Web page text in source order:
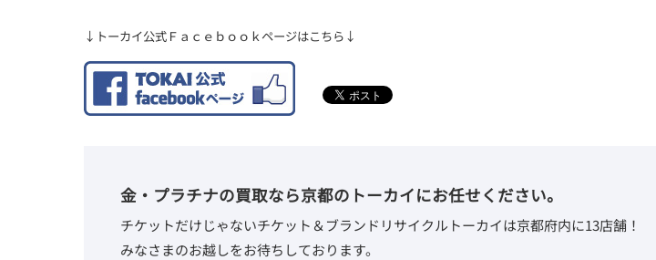
↓トーカイ公式Ｆａｃｅｂｏｏｋページはこちら↓
金・プラチナの買取なら京都のトーカイにお任せください。
チケットだけじゃないチケット＆ブランドリサイクルトーカイは京都府内に13店舗！
みなさまのお越しをお待ちしております。